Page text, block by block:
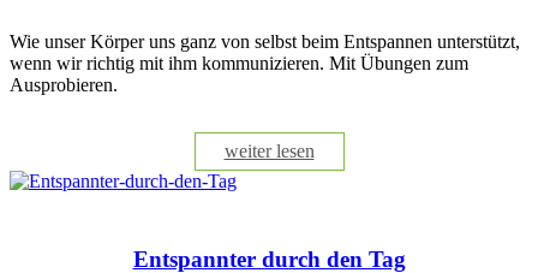
Wie unser Körper uns ganz von selbst beim Entspannen unterstützt,
wenn wir richtig mit ihm kommunizieren. Mit Übungen zum
Ausprobieren.
weiter lesen
Entspannter durch den Tag